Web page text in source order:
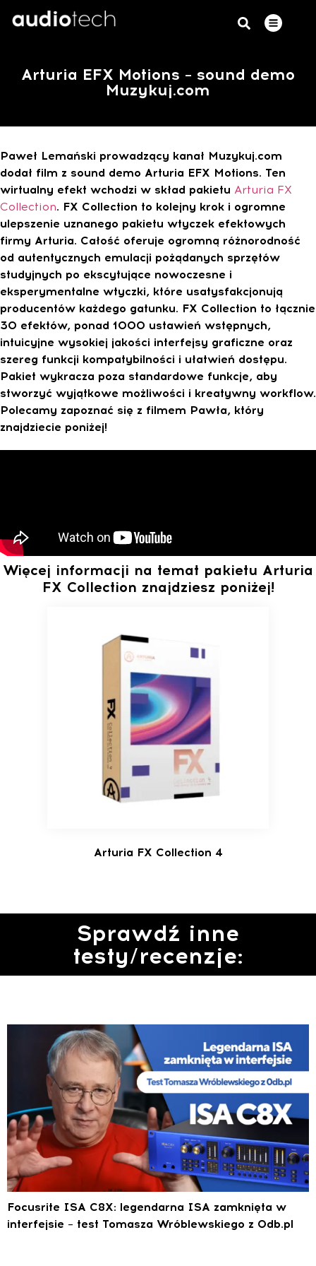
Arturia EFX Motions – sound demo
Muzykuj.com
Paweł Lemański prowadzący kanał Muzykuj.com
dodał film z sound demo Arturia EFX Motions. Ten
wirtualny efekt wchodzi w skład pakietu Arturia FX
Collection. FX Collection to kolejny krok i ogromne
ulepszenie uznanego pakietu wtyczek efektowych
firmy Arturia. Całość oferuje ogromną różnorodność
od autentycznych emulacji pożądanych sprzętów
studyjnych po ekscytujące nowoczesne i
eksperymentalne wtyczki, które usatysfakcjonują
producentów każdego gatunku. FX Collection to łącznie
30 efektów, ponad 1000 ustawień wstępnych,
intuicyjne wysokiej jakości interfejsy graficzne oraz
szereg funkcji kompatybilności i ułatwień dostępu.
Pakiet wykracza poza standardowe funkcje, aby
stworzyć wyjątkowe możliwości i kreatywny workflow.
Polecamy zapoznać się z filmem Pawła, który
znajdziecie poniżej!
Więcej informacji na temat pakietu Arturia
FX Collection znajdziesz poniżej!
Arturia FX Collection 4
Sprawdź inne
testy/recenzje:
Focusrite ISA C8X: legendarna ISA zamknięta w
interfejsie – test Tomasza Wróblewskiego z 0db.pl